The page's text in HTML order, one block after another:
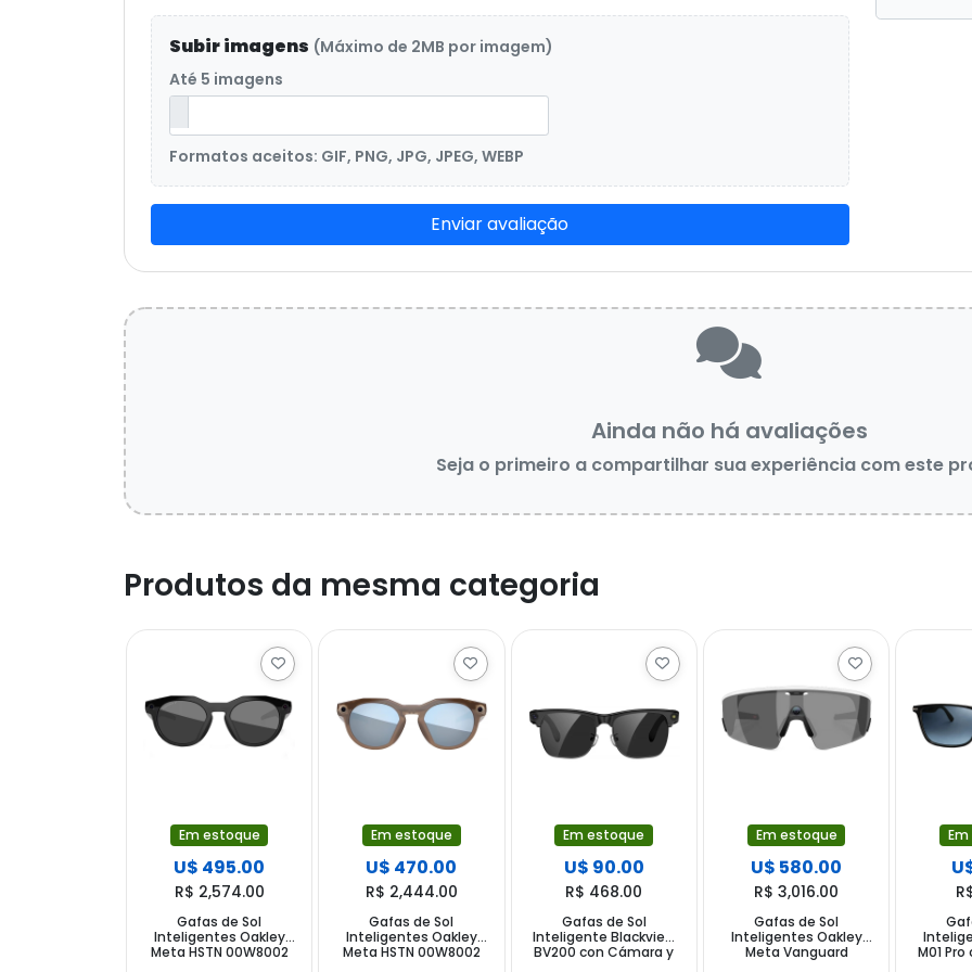
Subir imagens (Máximo de 2MB por imagem)
Até 5 imagens
Formatos aceitos: GIF, PNG, JPG, JPEG, WEBP
Enviar avaliação
Ainda não há avaliações
Seja o primeiro a compartilhar sua experiência com este
Produtos da mesma categoria
Em estoque
U$ 495.00
R$ 2,574.00
Gafas de Sol
Inteligentes Oakley
Meta HSTN 00W8002
Em estoque
U$ 470.00
R$ 2,444.00
Gafas de Sol
Inteligentes Oakley
Meta HSTN 00W8002
Em estoque
U$ 90.00
R$ 468.00
Gafas de Sol
Inteligente Blackview
BV200 con Cámara y
Em estoque
U$ 580.00
R$ 3,016.00
Gafas de Sol
Inteligentes Oakley
Meta Vanguard
M01